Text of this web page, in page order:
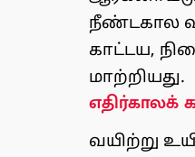
நீண்டகால
காட்டய,
மாற்றியது.
வயிற்று